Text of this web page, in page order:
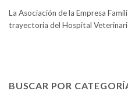
La Asociación de la Empresa
trayectoria del Hospital
BUSCAR POR